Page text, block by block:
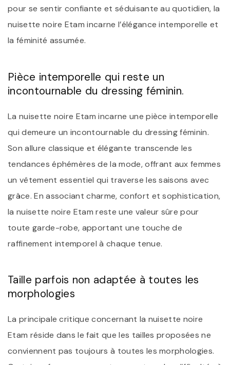
pour se sentir confiante et séduisante au quotidien, la
nuisette noire Etam incarne l’élégance intemporelle et
la féminité assumée.
Pièce intemporelle qui reste un
incontournable du dressing féminin.
La nuisette noire Etam incarne une pièce intemporelle
qui demeure un incontournable du dressing féminin.
Son allure classique et élégante transcende les
tendances éphémères de la mode, offrant aux femmes
un vêtement essentiel qui traverse les saisons avec
grâce. En associant charme, confort et sophistication,
la nuisette noire Etam reste une valeur sûre pour
toute garde-robe, apportant une touche de
raffinement intemporel à chaque tenue.
Taille parfois non adaptée à toutes les
morphologies
La principale critique concernant la nuisette noire
Etam réside dans le fait que les tailles proposées ne
conviennent pas toujours à toutes les morphologies.